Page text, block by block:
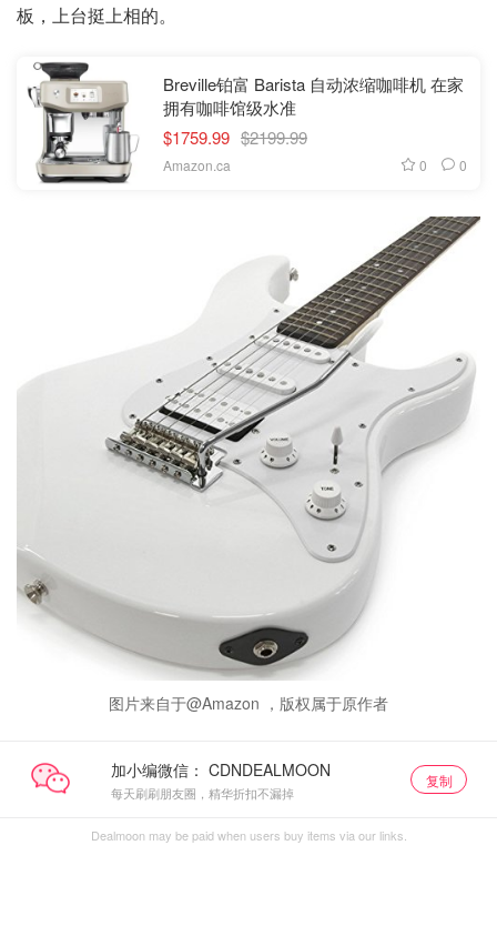
板，上台挺上相的。
Breville铂富 Barista 自动浓缩咖啡机 在家
拥有咖啡馆级水准
$1759.99 $2199.99
Amazon.ca 0 0
图片来自于@Amazon ，版权属于原作者
加小编微信：
每天刷刷朋友圈，精华折扣不漏掉
复制
Dealmoon may be paid when users buy items via our links.